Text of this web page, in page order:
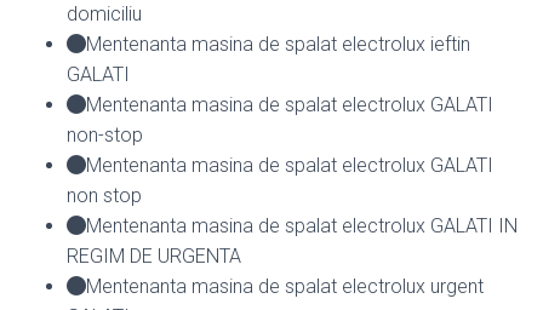
domiciliu
Mentenanta masina de spalat electrolux ieftin
GALATI
Mentenanta masina de spalat electrolux GALATI
non-stop
Mentenanta masina de spalat electrolux GALATI
non stop
Mentenanta masina de spalat electrolux GALATI IN
REGIM DE URGENTA
Mentenanta masina de spalat electrolux urgent